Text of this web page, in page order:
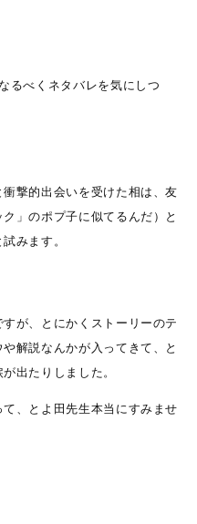
るべくネタバレを気にしつ
撃的出会いを受けた相は、友
」のポプ子に似てるんだ）と
みます。
が、とにかくストーリーのテ
解説なんかが入ってきて、と
出たりしました。
、とよ田先生本当にすみませ